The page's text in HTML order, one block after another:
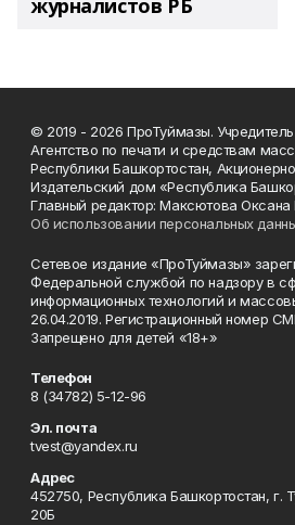
журналистов РБ
© 2019 - 2026 ПроТуймазы.
Агентство по печати и средствам
Республики Башкортостан,
Издательский дом «Республика
Главный редактор: Максютова Оксана
Об использовании персональных
Сетевое издание «ПроТуймазы»
Федеральной службой по надзору в
информационных технологий и
26.04.2019. Регистрационный номер
Запрещено для детей «18+»
Телефон
8 (34782) 5-12-96
Эл. почта
tvest@yandex.ru
Адрес
452750, Республика Башкортостан, г.
20Б